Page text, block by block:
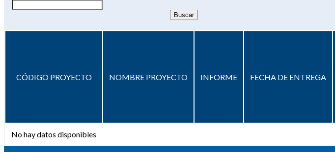
CÓDIGO PROYECTO NOMBRE PROYECTO INFORME FECHA DE ENTREGA
No hay datos disponibles